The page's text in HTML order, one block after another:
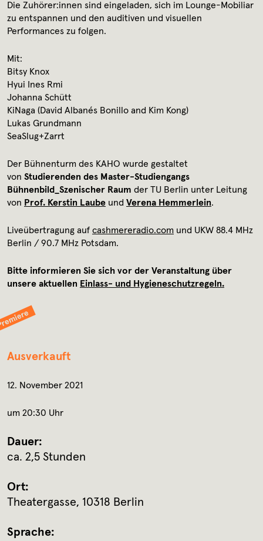
Die Zuhörer:innen sind eingeladen, sich im Lounge-Mobiliar
zu entspannen und den auditiven und visuellen
Performances zu folgen.
Mit:
Bitsy Knox
Hyui Ines Rmi
Johanna Schütt
KiNaga (David Albanés Bonillo and Kim Kong)
Lukas Grundmann
SeaSlug+Zarrt
Der Bühnenturm des KAHO wurde gestaltet
von Studierenden des Master-Studiengangs
Bühnenbild_Szenischer Raum der TU Berlin unter Leitung
von Prof. Kerstin Laube und Verena Hemmerlein.
Liveübertragung auf cashmereradio.com und UKW 88.4 MHz
Berlin / 90.7 MHz Potsdam.
Bitte informieren Sie sich vor der Veranstaltung über
unsere aktuellen Einlass- und Hygieneschutzregeln.
Ausverkauft
12. November 2021
um 20:30 Uhr
Dauer:
ca. 2,5 Stunden
Ort:
Theatergasse, 10318 Berlin
Sprache: